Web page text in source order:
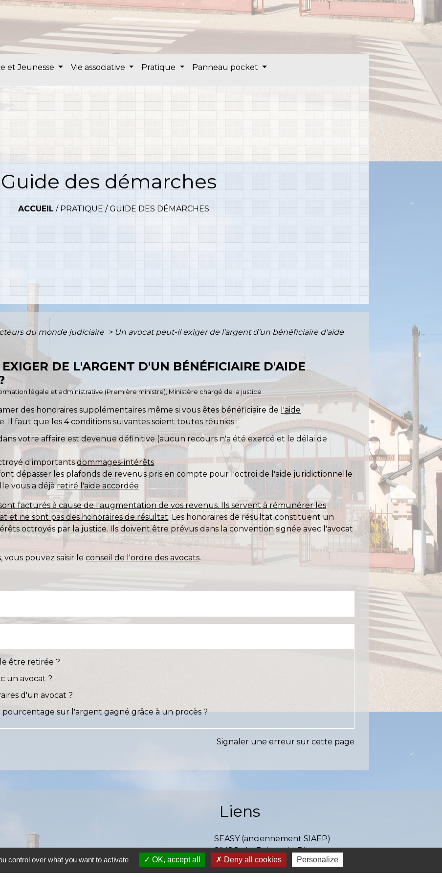
et Jeunesse Vie associative Pratique Panneau pocket
Guide des démarches
ACCUEIL / PRATIQUE /GUIDE DES DÉMARCHES
du monde judiciaire > Un avocat peut-il exiger de l'argent d'un bénéficiaire d'aide
DE L'ARGENT D'UN BÉNÉFICIAIRE D'AIDE
légale et administrative (Première ministre), Ministère chargé de la justice
des honoraires supplémentaires même si vous êtes bénéficiaire de l'aide
. Il faut que les 4 conditions suivantes soient toutes réunies :
votre affaire est devenue définitive (aucun recours n'a été exercé et le délai de
d'importantsdommages-intérêts
dépasser les plafonds de revenus pris en compte pour l'octroi de l'aide juridictionnelle
vous a déjàretiré l'aide accordée
facturés à cause de l'augmentation de vos revenus. Ils servent à rémunérer les
et ne sont pas deshonoraires de résultat. Les honoraires de résultat constituent un
octroyés par la justice. Ils doivent être prévus dans la convention signée avec l'avocat
vous pouvez saisir leconseil de l'ordre des avocats.
être retirée ?
un avocat ?
d'un avocat ?
sur l'argent gagné grâce à un procès ?
Signaler une erreur sur cette page
Liens
SEASY (anciennement SIAEP)
SIVOS - La Pointe du Diamant
SICTOM - Rambouillet
Rambouillet Territoires
control over what you want to activate OK, accept all Deny all cookies Personalize